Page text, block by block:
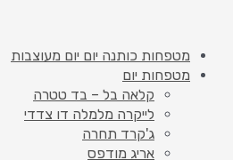
מטפחות כותנה יום יום מעוצבות
מטפחות יום
קלאה בל – בד טטרה
לייקרה מלמלה דו צדדי
ג'קרד תחרה
אריג מודפס